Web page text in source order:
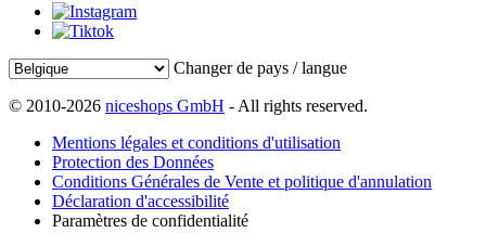
Changer de pays / langue
© 2010-2026 niceshops GmbH - All rights reserved.
Mentions légales et conditions d'utilisation
Protection des Données
Conditions Générales de Vente et politique d'annulation
Déclaration d'accessibilité
Paramètres de confidentialité